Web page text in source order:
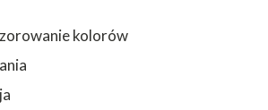
kolorów